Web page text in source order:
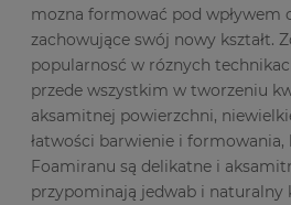
mozna formować pod wpływem
zachowujące swój nowy kształt.
popularnosć w róznych
przede wszystkim w tworzeniu
aksamitnej powierzchni,
łatwości barwienie i
Foamiranu są delikatne i
przypominają jedwab i